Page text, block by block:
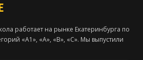
работает на рынке Екатеринбурга по
«А1», «А», «В», «С». Мы выпустили